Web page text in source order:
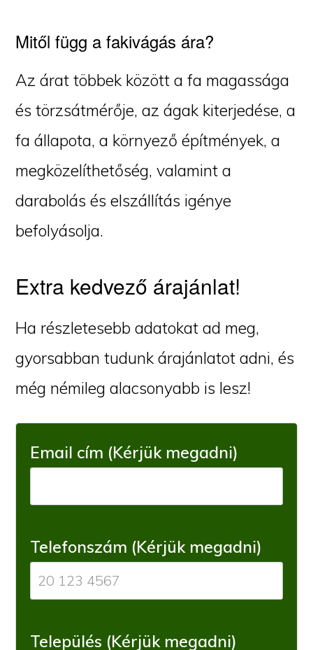
Mitől függ a fakivágás ára?
Az árat többek között a fa magassága
és törzsátmérője, az ágak kiterjedése, a
fa állapota, a környező építmények, a
megközelíthetőség, valamint a
darabolás és elszállítás igénye
befolyásolja.
Extra kedvező árajánlat!
Ha részletesebb adatokat ad meg,
gyorsabban tudunk árajánlatot adni, és
még némileg alacsonyabb is lesz!
Email cím (Kérjük megadni)
Telefonszám (Kérjük megadni)
Település (Kérjük megadni)